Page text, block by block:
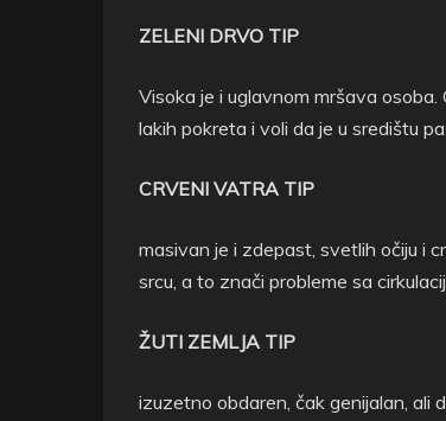
ZELENI DRVO TIP
Visoka je i uglavnom mršava
lakih pokreta i voli da je u središtu
CRVENI VATRA TIP
masivan je i zdepast, svetlih očiju i
srcu, a to znači probleme sa
ŽUTI ZEMLJA TIP
izuzetno obdaren, čak genijalan, ali